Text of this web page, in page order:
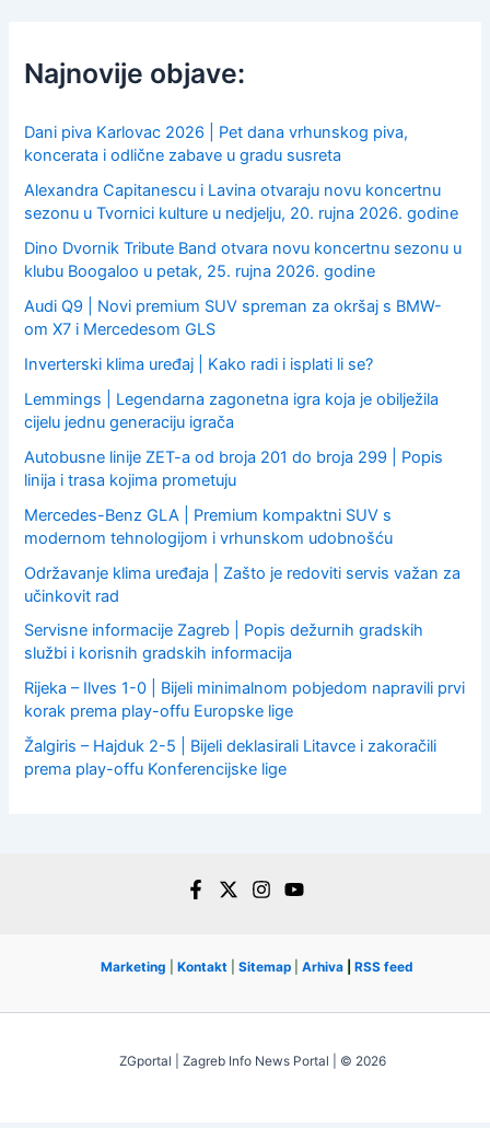
f
o
:
Najnovije objave:
Dani piva Karlovac 2026 | Pet dana vrhunskog piva,
koncerata i odlične zabave u gradu susreta
Alexandra Capitanescu i Lavina otvaraju novu koncertnu
sezonu u Tvornici kulture u nedjelju, 20. rujna 2026. godine
Dino Dvornik Tribute Band otvara novu koncertnu sezonu u
klubu Boogaloo u petak, 25. rujna 2026. godine
Audi Q9 | Novi premium SUV spreman za okršaj s BMW-
om X7 i Mercedesom GLS
Inverterski klima uređaj | Kako radi i isplati li se?
Lemmings | Legendarna zagonetna igra koja je obilježila
cijelu jednu generaciju igrača
Autobusne linije ZET-a od broja 201 do broja 299 | Popis
linija i trasa kojima prometuju
Mercedes-Benz GLA | Premium kompaktni SUV s
modernom tehnologijom i vrhunskom udobnošću
Održavanje klima uređaja | Zašto je redoviti servis važan za
učinkovit rad
Servisne informacije Zagreb | Popis dežurnih gradskih
službi i korisnih gradskih informacija
Rijeka – Ilves 1-0 | Bijeli minimalnom pobjedom napravili prvi
korak prema play-offu Europske lige
Žalgiris – Hajduk 2-5 | Bijeli deklasirali Litavce i zakoračili
prema play-offu Konferencijske lige
Marketing Kontakt Sitemap Arhiva RSS feed
ZGportal | Zagreb Info News Portal | © 2026